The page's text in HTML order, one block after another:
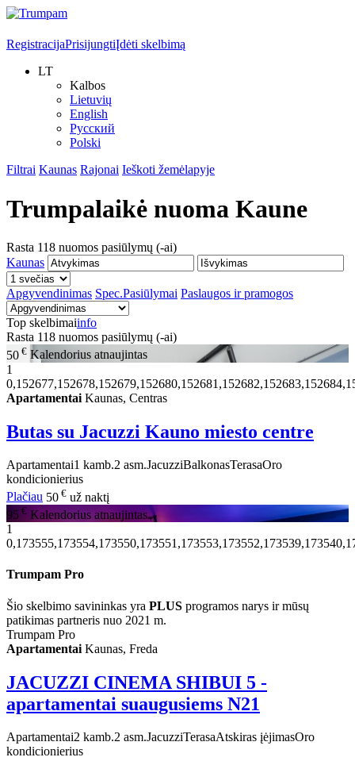
RegistracijaPrisijungtiĮdėti skelbimą
LT
Kalbos
Lietuvių
English
Русский
Polski
Filtrai Kaunas Rajonai Ieškoti žemėlapyje
Trumpalaikė nuoma Kaune
Rasta 118 nuomos pasiūlymų (-ai)
Kaunas
Apgyvendinimas Spec.Pasiūlymai Paslaugos ir pramogos
Top skelbimaiinfo
Rasta 118 nuomos pasiūlymų (-ai)
50 € Kalendorius atnaujintas
1
Apartamentai Kaunas, Centras
Butas su Jacuzzi Kauno miesto centre
Apartamentai1 kamb.2 asm.JacuzziBalkonasTerasaOro
kondicionierius
Plačiau 50 € už naktį
95 € Kalendorius atnaujintas
1
Trumpam Pro
Šio skelbimo savininkas yra PLUS programos narys ir mūsų
patikimas partneris nuo 2021 m.
Trumpam Pro
Apartamentai Kaunas, Freda
JACUZZI CINEMA SHIBUI 5 -
apartamentai suaugusiems N21
Apartamentai2 kamb.2 asm.JacuzziTerasaAtskiras įėjimasOro
kondicionierius